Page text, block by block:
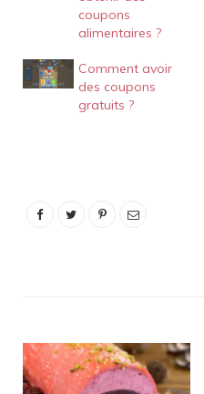
coupons
alimentaires ?
Comment avoir
des coupons
gratuits ?